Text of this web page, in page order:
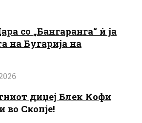
со „Бангаранга“ ѝ ја
на Бугарија на
диџеј Блек Кофи
во Скопје!